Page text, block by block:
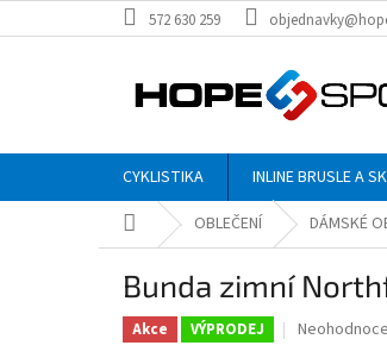
na
572 630 259
CYKLISTIKA INLINE BRUSLE A
Domů OBLEČENÍ DÁMSKÉ
Bunda zimní
Akce VÝPRODEJ
Průměrné